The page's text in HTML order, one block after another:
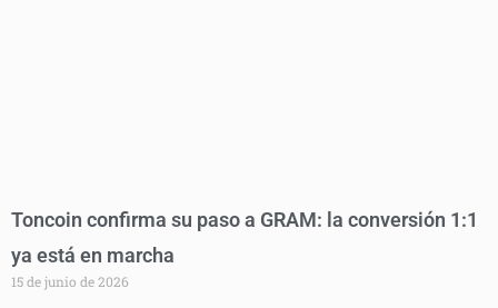
Toncoin confirma su paso a GRAM: la conversión 1:1
ya está en marcha
15 de junio de 2026